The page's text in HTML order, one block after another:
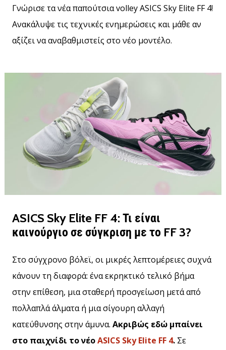
βόλεϊ
Είστε
λάτρης
όπως
πρεσβευτής
της
μάρκας
•
9 λεπτά ανάγνωσης
Πρόγραμμα
Συνεργατών
τον
δικό
ιστότοπο,
ιστολόγιο,
Γνώρισε τα νέα παπούτσια volley ASICS Sky Elite FF 4!
Ανακάλυψε τις τεχνικές ενημερώσεις και μάθε αν
αξίζει να αναβαθμιστείς στο νέο μοντέλο.
ASICS Sky Elite FF 4: Τι είναι
καινούργιο σε σύγκριση με το FF 3?
Στο σύγχρονο βόλεϊ, οι μικρές λεπτομέρειες συχνά
κάνουν τη διαφορά: ένα εκρηκτικό τελικό βήμα
στην επίθεση, μια σταθερή προσγείωση μετά από
πολλαπλά άλματα ή μια σίγουρη αλλαγή
κατεύθυνσης στην άμυνα. Ακριβώς εδώ μπαίνει
στο παιχνίδι το νέοASICS Sky Elite FF 4. Σε